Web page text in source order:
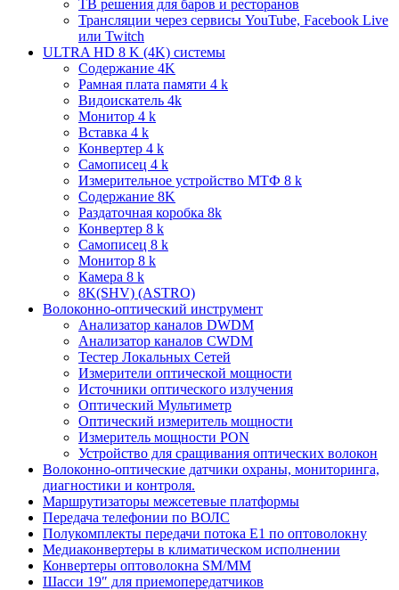
ТВ решения для баров и ресторанов
Трансляции через сервисы YouTube, Facebook Live
или Twitch
ULTRA HD 8 K (4K) системы
Содержание 4K
Рамная плата памяти 4 k
Видоискатель 4k
Монитор 4 k
Вставка 4 k
Конвертер 4 k
Самописец 4 k
Измерительное устройство МТФ 8 k
Содержание 8K
Раздаточная коробка 8k
Конвертер 8 k
Самописец 8 k
Монитор 8 k
Камера 8 k
8K(SHV) (ASTRO)
Волоконно-оптический инструмент
Анализатор каналов DWDM
Анализатор каналов CWDM
Тестер Локальных Сетей
Измерители оптической мощности
Источники оптического излучения
Оптический Мультиметр
Оптический измеритель мощности
Измеритель мощности PON
Устройство для сращивания оптических волокон
Волоконно-оптические датчики охраны, мониторинга,
диагностики и контроля.
Маршрутизаторы межсетевые платформы
Передача телефонии по ВОЛС
Полукомплекты передачи потока E1 по оптоволокну
Медиаконвертеры в климатическом исполнении
Конвертеры оптоволокна SM/MM
Шасси 19″ для приемопередатчиков